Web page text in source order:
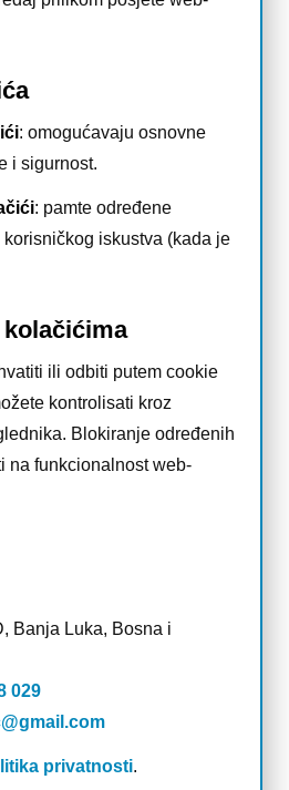
: omogućavaju osnovne
i sigurnost.
: pamte određene
iskustva (kada je
ili odbiti putem cookie
kontrolisati kroz
Blokiranje određenih
na funkcionalnost web-
Banja Luka, Bosna i
029
privatnosti.